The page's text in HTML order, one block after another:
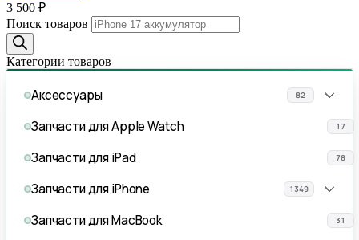
3 500 ₽
Поиск товаров
Категории товаров
Аксессуары 82
Запчасти для Apple Watch 17
Запчасти для iPad 78
Запчасти для iPhone 1349
Запчасти для MacBook 31